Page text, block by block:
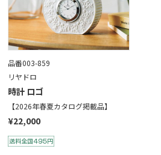
品番003-859
リヤドロ
時計 ロゴ
【2026年春夏カタログ掲載品】
¥22,000